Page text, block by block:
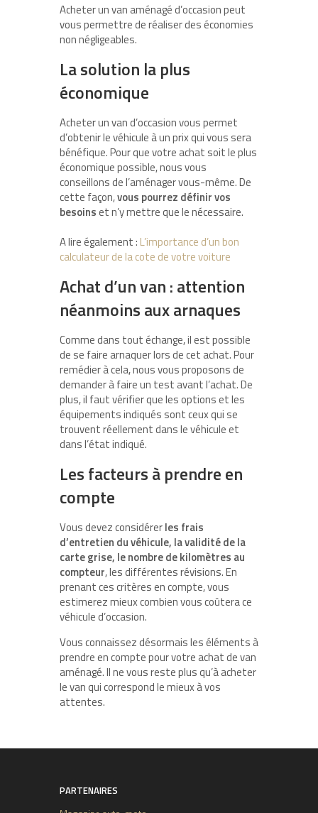
Acheter un van aménagé d’occasion peut
vous permettre de réaliser des économies
non négligeables.
La solution la plus
économique
Acheter un van d’occasion vous permet
d’obtenir le véhicule à un prix qui vous sera
bénéfique. Pour que votre achat soit le plus
économique possible, nous vous
conseillons de l’aménager vous-même. De
cette façon,vous pourrez définir vos
besoinset n’y mettre que le nécessaire.
A lire également : L’importance d’un bon
calculateur de la cote de votre voiture
Achat d’un van : attention
néanmoins aux arnaques
Comme dans tout échange, il est possible
de se faire arnaquer lors de cet achat. Pour
remédier à cela, nous vous proposons de
demander à faire un test avant l’achat. De
plus, il faut vérifier que les options et les
équipements indiqués sont ceux qui se
trouvent réellement dans le véhicule et
dans l’état indiqué.
Les facteurs à prendre en
compte
Vous devez considérerles frais
d’entretien du véhicule, la validité de la
carte grise, le nombre de kilomètres au
compteur, les différentes révisions. En
prenant ces critères en compte, vous
estimerez mieux combien vous coûtera ce
véhicule d’occasion.
Vous connaissez désormais les éléments à
prendre en compte pour votre achat de van
aménagé. Il ne vous reste plus qu’à acheter
le van qui correspond le mieux à vos
attentes.
PARTENAIRES